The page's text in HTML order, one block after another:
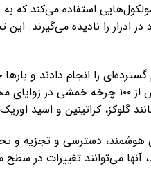
استفاده می‌کند که
در ادرار را نادیده می‌گیرند.
را انجام دادند و
دنیای واقعی خم کردند. این حسگرها حتی پس
گلوکز، کراتینین و اسید
دسترسی و تجزیه و